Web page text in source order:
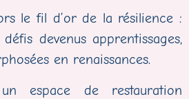
le fil d’or de la résilience :
devenus apprentissages,
en renaissances.
espace de restauration